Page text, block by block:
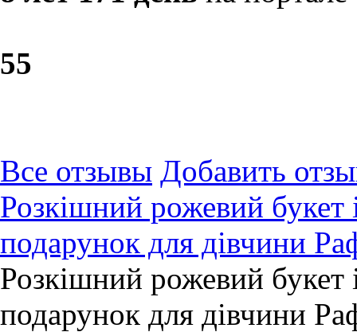
55
Все отзывы Добавить
Розкішний рожевий
подарунок для дівчини
Розкішний рожевий букет
подарунок для дівчини